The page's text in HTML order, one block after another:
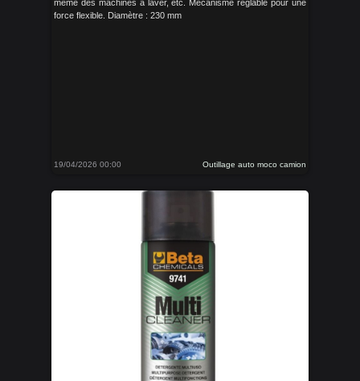
même des machines à laver, etc. Mécanisme réglable pour une
force flexible. Diamètre : 230 mm
19/04/2026 00:00 Outillage auto moco camion